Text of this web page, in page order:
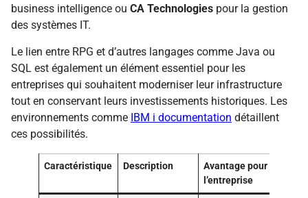
business intelligence ou CA Technologies pour la gestion
des systèmes IT.
Le lien entre RPG et d’autres langages comme Java ou
SQL est également un élément essentiel pour les
entreprises qui souhaitent moderniser leur infrastructure
tout en conservant leurs investissements historiques. Les
environnements comme IBM i documentation détaillent
ces possibilités.
Caractéristique Description
Avantage pour
l’entreprise